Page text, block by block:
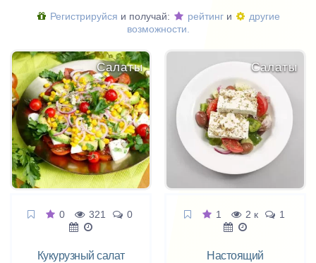
Регистрируйся и получай: рейтинг и
другие
возможности.
Салаты
0 321 0
Кукурузный салат
Салаты
1 2 к 1
Настоящий